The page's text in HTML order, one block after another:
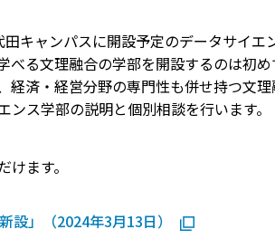
キャンパスに開設予定のデータサイ
る文理融合の学部を開設するのは初
済・経営分野の専門性も併せ持つ文
ス学部の説明と個別相談を行います。
ます。
」（2024年3月13日）